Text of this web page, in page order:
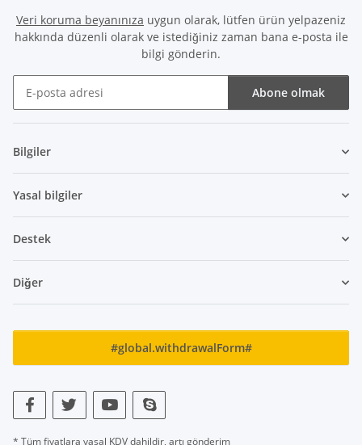
Veri koruma beyanınıza uygun olarak, lütfen ürün yelpazeniz
hakkında düzenli olarak ve istediğiniz zaman bana e-posta ile
bilgi gönderin.
Abone olmak
Bilgiler
Yasal bilgiler
Destek
Diğer
#global.withdrawalForm#
* Tüm fiyatlara yasal KDV dahildir, artı gönderim